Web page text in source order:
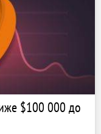
$100 000 до